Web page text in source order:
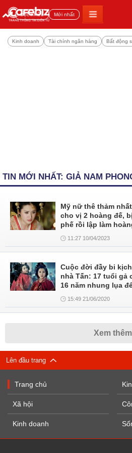
Đọc nhiều Mới nhất
Kinh doanh Tài chính ngân hàng Bất động
TIN MỚI NHẤT: GIẢ NAM
Mỹ nữ thê thảm
cho vị 2 hoàng đế,
phế rồi lập làm
11:27 10/04/2023
Cuộc đời đầy bi
nhà Tấn: 17 tuổi gả
16 năm nhung lụa
15:49 21/06/2020
Xem thêm
Lên đầu trang
Trang chủ
Xã hội
Kinh doanh